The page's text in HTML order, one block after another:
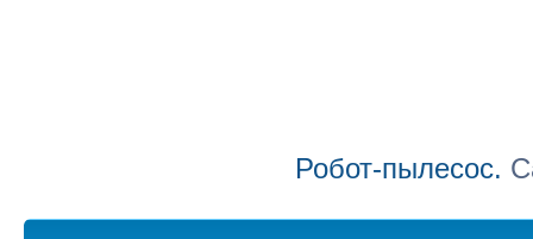
Робот-пылесос.